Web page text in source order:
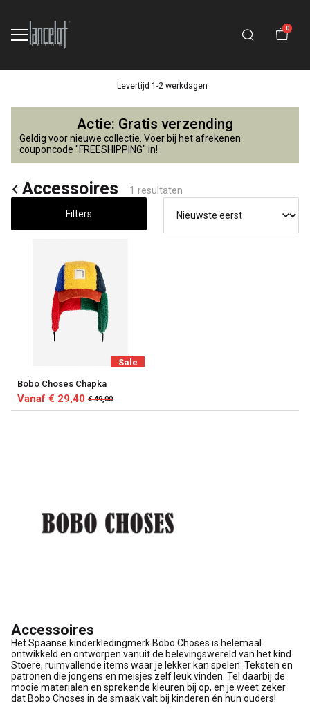
0
Levertijd 1-2 werkdagen
Accessoires
Lancelot
4
Kids
Actie: Gratis verzending
Geldig voor nieuwe collectie. Voer bij het afrekenen
couponcode "FREESHIPPING" in!
Accessoires 1 resultaten
Filters
Sale
Bobo Choses Chapka
Vanaf € 29,40 € 49,00
Accessoires
Het Spaanse kinderkledingmerk Bobo Choses is helemaal
ontwikkeld en ontworpen vanuit de belevingswereld van het kind.
Stoere, ruimvallende items waar je lekker kan spelen. Teksten en
patronen die jongens en meisjes zelf leuk vinden. Tel daarbij de
mooie materialen en sprekende kleuren bij op, en je weet zeker
dat Bobo Choses in de smaak valt bij kinderen én hun ouders!